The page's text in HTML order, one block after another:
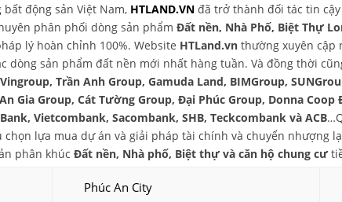
động sản Việt Nam, HTLAND.VN đã trở thành đối tác tin
phân phối dòng sản phẩm Đất nền, Nhà Phố, Biệt Thự
lý hoàn chỉnh 100%. Website HTLand.vn thường xuyên cập
dòng sản phẩm đất nền mới nhất hàng tuần. Và đồng thời
Vingroup, Trần Anh Group, Gamuda Land, BIMGroup,
Gia Group, Cát Tường Group, Đại Phúc Group, Donna Coop
Vietcombank, Sacombank, SHB, Teckcombank và ACB
lựa mua dự án và giải pháp tài chính và chuyển nhượng
phân khúc Đất nền, Nhà phố, Biệt thự và căn hộ chung cư
Phúc An City